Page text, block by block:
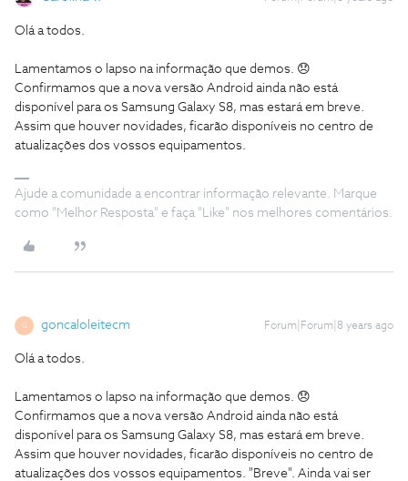
Olá a todos.
Lamentamos o lapso na informação que demos. 😞
Confirmamos que a nova versão Android ainda não está
disponível para os Samsung Galaxy S8, mas estará em breve.
Assim que houver novidades, ficarão disponíveis no centro de
atualizações dos vossos equipamentos.
Ajude a comunidade a encontrar informação relevante. Marque
como "Melhor Resposta" e faça "Like" nos melhores comentários.
G goncaloleitecm Forum|Forum|8 years ago
Olá a todos.
Lamentamos o lapso na informação que demos. 😞
Confirmamos que a nova versão Android ainda não está
disponível para os Samsung Galaxy S8, mas estará em breve.
Assim que houver novidades, ficarão disponíveis no centro de
atualizações dos vossos equipamentos. "Breve". Ainda vai ser